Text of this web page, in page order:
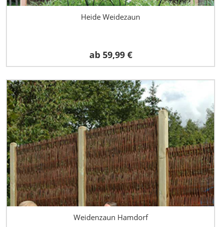
Heide Weidezaun
ab 59,99 €
Weidenzaun Hamdorf